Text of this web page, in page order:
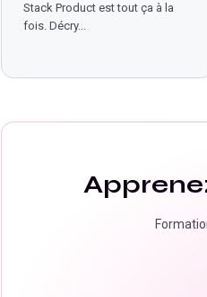
Stack Product est tout ça à la
fois. Décry...